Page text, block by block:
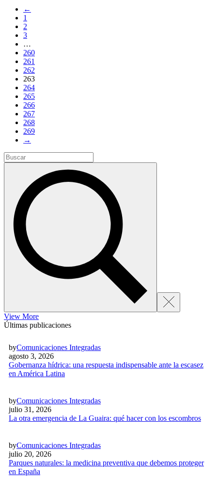
←
1
2
3
…
260
261
262
263
264
265
266
267
268
269
→
View More
Últimas publicaciones
byComunicaciones Integradas
agosto 3, 2026
Gobernanza hídrica: una respuesta indispensable ante la escasez
en América Latina
byComunicaciones Integradas
julio 31, 2026
La otra emergencia de La Guaira: qué hacer con los escombros
byComunicaciones Integradas
julio 20, 2026
Parques naturales: la medicina preventiva que debemos proteger
en España